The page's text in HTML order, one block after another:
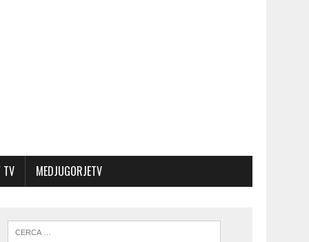
TV MEDJUGORJETV